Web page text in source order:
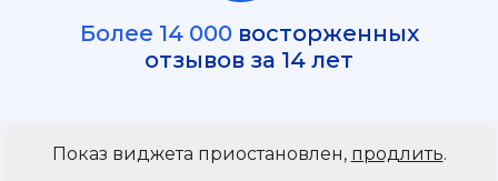
Более 14 000восторженных
отзывов за 14 лет
Показ виджета приостановлен, продлить.